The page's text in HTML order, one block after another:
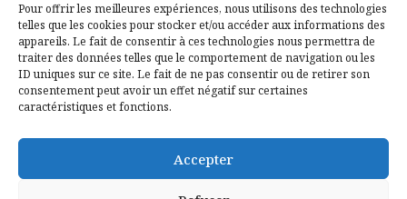
Pour offrir les meilleures expériences, nous utilisons des technologies
telles que les cookies pour stocker et/ou accéder aux informations des
appareils. Le fait de consentir à ces technologies nous permettra de
traiter des données telles que le comportement de navigation ou les
ID uniques sur ce site. Le fait de ne pas consentir ou de retirer son
consentement peut avoir un effet négatif sur certaines
caractéristiques et fonctions.
Accepter
Contactez-nous
Mentions légales